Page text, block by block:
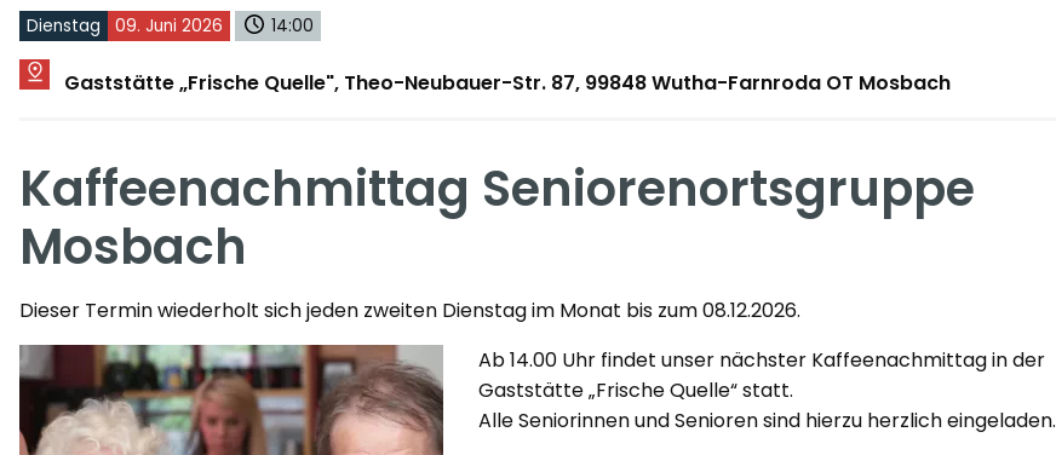
Dienstag 09. Juni 2026 14:00
Gaststätte „Frische Quelle", Theo-Neubauer-Str. 87, 99848 Wutha-Farnroda OT Mosbach
Kaffeenachmittag Seniorenortsgruppe
Mosbach
Dieser Termin wiederholt sich jeden zweiten Dienstag im Monat bis zum 08.12.2026.
Ab 14.00 Uhr findet unser nächster Kaffeenachmittag in der
Gaststätte „Frische Quelle“ statt.
Alle Seniorinnen und Senioren sind hierzu herzlich eingeladen.